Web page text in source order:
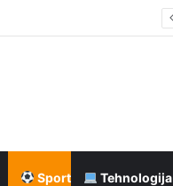
Sport Tehnologija